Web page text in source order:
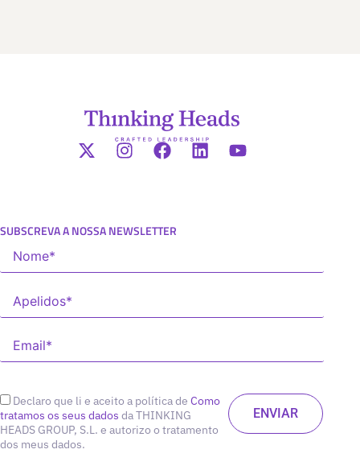
SUBSCREVA A NOSSA NEWSLETTER
Declaro que li e aceito a política de Como
tratamos os seus dados da THINKING
HEADS GROUP, S.L. e autorizo o tratamento
dos meus dados.